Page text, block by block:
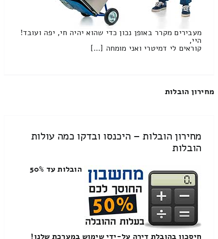
מעבירים מקרר באופן נכון כדי שהוא יהיה חי, יפה ועובד!
היי,
קוראים לי דמיטרי ואני מומחה […]
מחירון הובלות
מחירון הובלות – היכנסו ובדקו כמה עולות
הובלות
הובלות עד 50%
חיסכון בהובלת דירה על-ידי שימוש במערכת שלנו!